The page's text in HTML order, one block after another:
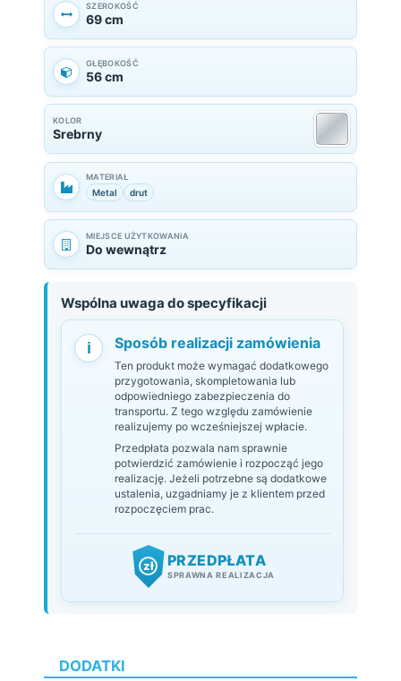
SZEROKOŚĆ
69 cm
GŁĘBOKOŚĆ
56 cm
KOLOR
Srebrny
MATERIAŁ
Metal drut
MIEJSCE UŻYTKOWANIA
Do wewnątrz
Wspólna uwaga do specyfikacji
i Sposób realizacji zamówienia
Ten produkt może wymagać dodatkowego
przygotowania, skompletowania lub
odpowiedniego zabezpieczenia do
transportu. Z tego względu zamówienie
realizujemy po wcześniejszej wpłacie.
Przedpłata pozwala nam sprawnie
potwierdzić zamówienie i rozpocząć jego
realizację. Jeżeli potrzebne są dodatkowe
ustalenia, uzgadniamy je z klientem przed
rozpoczęciem prac.
zł PRZEDPŁATA
SPRAWNA REALIZACJA
DODATKI